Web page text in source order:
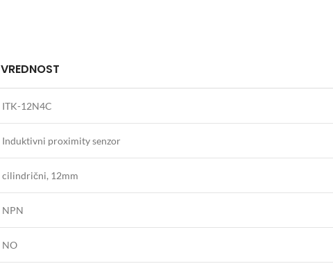
VREDNOST
ITK-12N4C
Induktivni proximity senzor
cilindrični, 12mm
NPN
NO